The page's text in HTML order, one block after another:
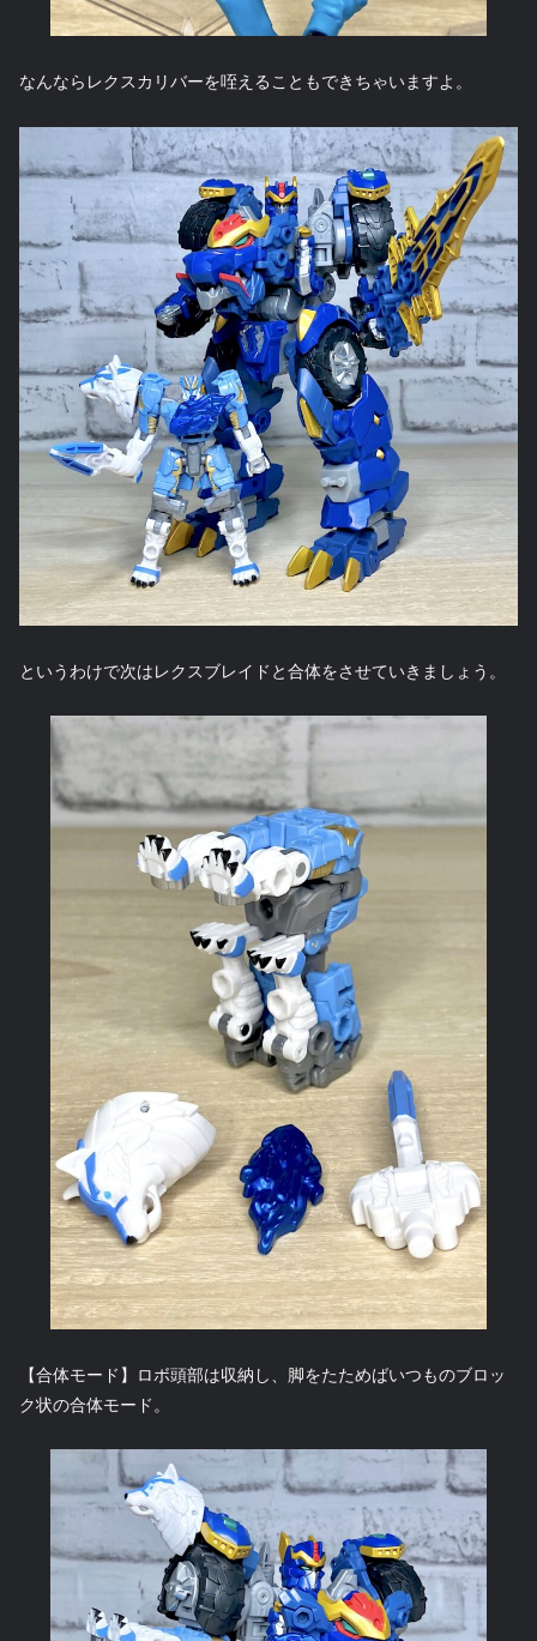
なんならレクスカリバーを咥えることもできちゃいますよ。
というわけで次はレクスブレイドと合体をさせていきましょう。
【合体モード】ロボ頭部は収納し、脚をたためばいつものブロッ
ク状の合体モード。